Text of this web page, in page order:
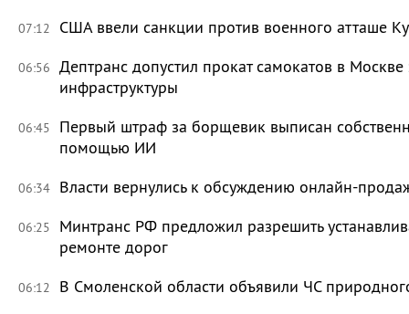
07:12 США ввели санкции против военного атташе
06:56 Дептранс допустил прокат самокатов в
инфраструктуры
06:45
Первый штраф за борщевик выписан
помощью ИИ
06:34 Власти вернулись к обсуждению онлайн-
06:25
Минтранс РФ предложил разрешить
ремонте дорог
06:12 В Смоленской области объявили ЧС